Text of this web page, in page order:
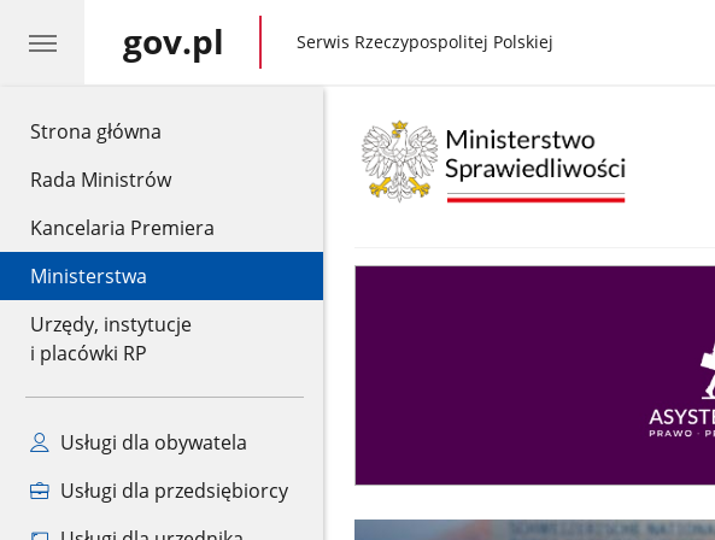
Strona główna
Rada Ministrów
Kancelaria Premiera
Ministerstwa
Urzędy, instytucje
i placówki RP
Usługi dla obywatela
Usługi dla przedsiębiorcy
gov.pl gov.pl
Serwis Rzeczypospolitej Polskiej